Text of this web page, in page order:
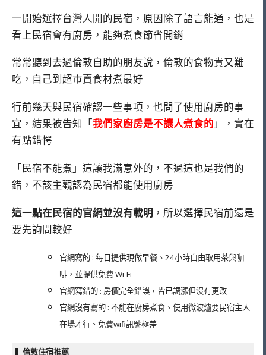
一開始選擇台灣人開的民宿，原因除了語言能通，也是
看上民宿會有廚房，能夠煮食節省開銷
常常聽到去過倫敦自助的朋友說，倫敦的食物貴又難
吃，自己到超市賣食材煮最好
行前幾天與民宿確認一些事項，也問了使用廚房的事
宜，結果被告知「我們家廚房是不讓人煮食的 」，實在
有點錯愕
「民宿不能煮」這讓我滿意外的，不過這也是我們的
錯，不該主觀認為民宿都能使用廚房
這一點在民宿的官網並沒有載明 ，所以選擇民宿前還是
要先詢問較好
官網寫的 : 每日提供現做早餐、24小時自由取用茶與咖
啡，並提供免費 Wi-Fi
官網寫錯的 : 房價完全錯誤，皆已調漲但沒有更改
官網沒有寫的 : 不能在廚房煮食、使用微波爐要民宿主人
在場才行、免費wifi訊號極差
▍倫敦住宿推薦